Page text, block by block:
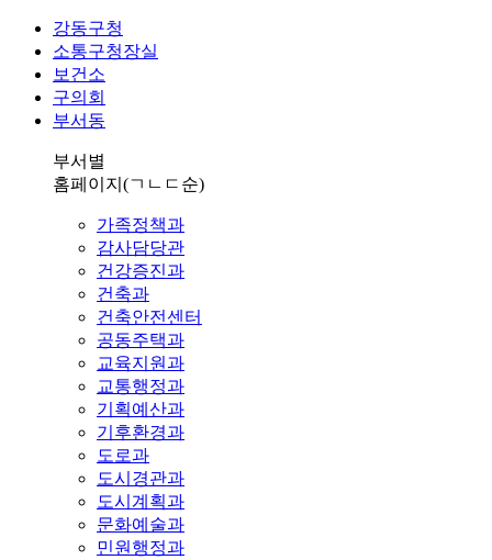
강동구청
소통구청장실
보건소
구의회
부서동
부서별
홈페이지 (ㄱㄴㄷ순)
가족정책과
감사담당관
건강증진과
건축과
건축안전센터
공동주택과
교육지원과
교통행정과
기획예산과
기후환경과
도로과
도시경관과
도시계획과
문화예술과
민원행정과